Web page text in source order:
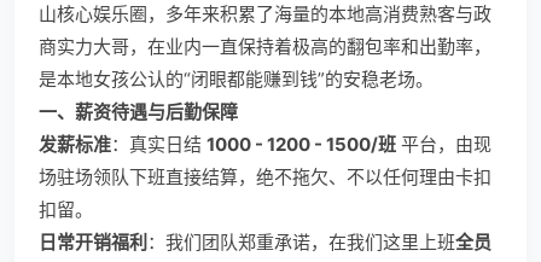
山核心娱乐圈，多年来积累了海量的本地高消费熟客与政
商实力大哥，在业内一直保持着极高的翻包率和出勤率，
是本地女孩公认的“闭眼都能赚到钱”的安稳老场。
一、薪资待遇与后勤保障
发薪标准：真实日结 1000 - 1200 - 1500/班 平台，由现
场驻场领队下班直接结算，绝不拖欠、不以任何理由卡扣
扣留。
日常开销福利 ：我们团队郑重承诺，在我们这里上班全员